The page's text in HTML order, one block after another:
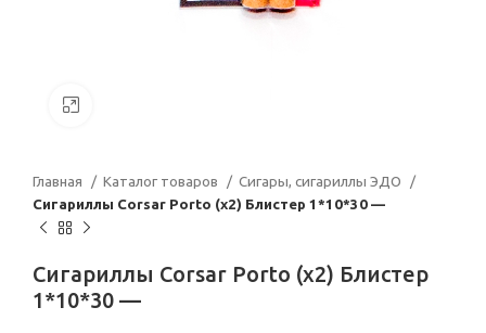
Главная Каталог товаров
Сигары, сигариллы ЭДО
Сигариллы Corsar Porto (x2) Блистер 1*10*30 —
Сигариллы Corsar Porto (x2) Блистер
1*10*30 —